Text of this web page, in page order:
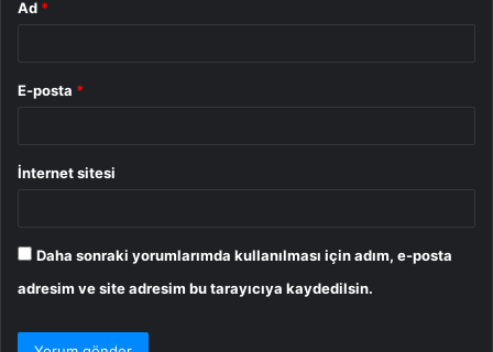
Ad *
E-posta *
İnternet sitesi
Daha sonraki yorumlarımda kullanılması için adım, e-posta
adresim ve site adresim bu tarayıcıya kaydedilsin.